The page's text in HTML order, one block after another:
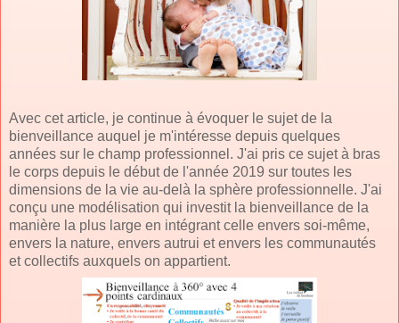
Avec cet article, je continue à évoquer le sujet de la
bienveillance auquel je m'intéresse depuis quelques
années sur le champ professionnel. J'ai pris ce sujet à bras
le corps depuis le début de l'année 2019 sur toutes les
dimensions de la vie au-delà la sphère professionnelle. J'ai
conçu une modélisation qui investit la bienveillance de la
manière la plus large en intégrant celle envers soi-même,
envers la nature, envers autrui et envers les communautés
et collectifs auxquels on appartient.